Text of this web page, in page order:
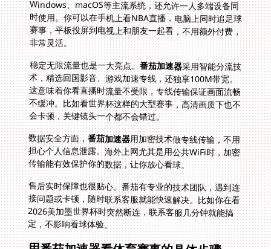
非常灵活。
稳定无限流量也是一大亮点。番茄加速器采用智能分流技
术，精选回国影音、游戏加速专线，还独享100M带宽。
这意味着你看直播时流量不受限，专线传输保证画面流畅
不缓冲。比如看世界杯这样的大型赛事，高清画质下也不
会卡顿，关键镜头一个都不会错过。
数据安全方面，番茄加速器用加密技术做专线传输，不用
担心个人信息泄露。海外上网尤其是用公共WiFi时，加密
传输能有效保护你的数据，让你放心看球。
售后实时保障也很贴心。番茄有专业的技术团队，遇到连
接问题或卡顿，随时联系客服就能快速解决。比如你在看
2026美加墨世界杯时突然断连，联系客服几分钟就能搞
定，不影响看球体验。